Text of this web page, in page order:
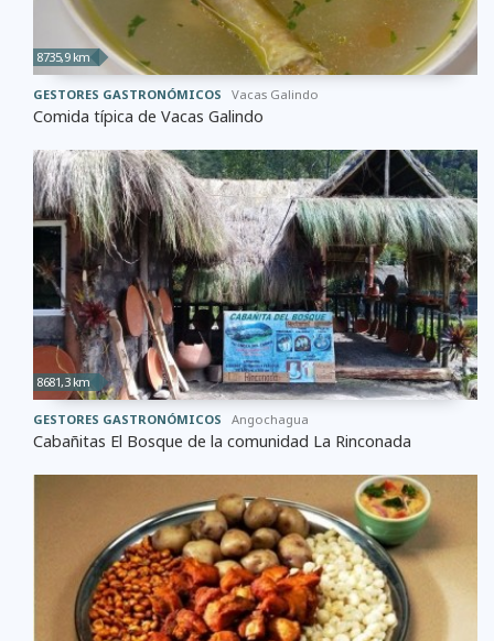
8735,9 km
GESTORES GASTRONÓMICOS Vacas Galindo
Comida típica de Vacas Galindo
8681,3 km
GESTORES GASTRONÓMICOS Angochagua
Cabañitas El Bosque de la comunidad La Rinconada